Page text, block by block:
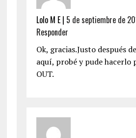
Lolo M E| 5 de septiembre de
Responder
Ok, gracias.Justo después
aquí, probé y pude hacerlo
OUT.